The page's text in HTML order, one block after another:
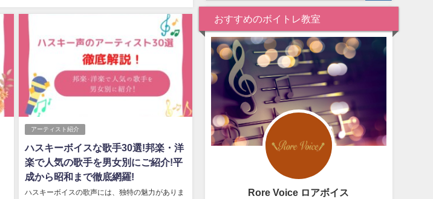
アーティスト紹介
ハスキーボイスな歌手30選!邦楽・洋
楽で人気の歌手を男女別にご紹介!平
成から昭和まで徹底網羅!
ハスキーボイスの歌声には、独特の魅力がありま
おすすめのボイトレ教室
Rore Voice ロアボイス